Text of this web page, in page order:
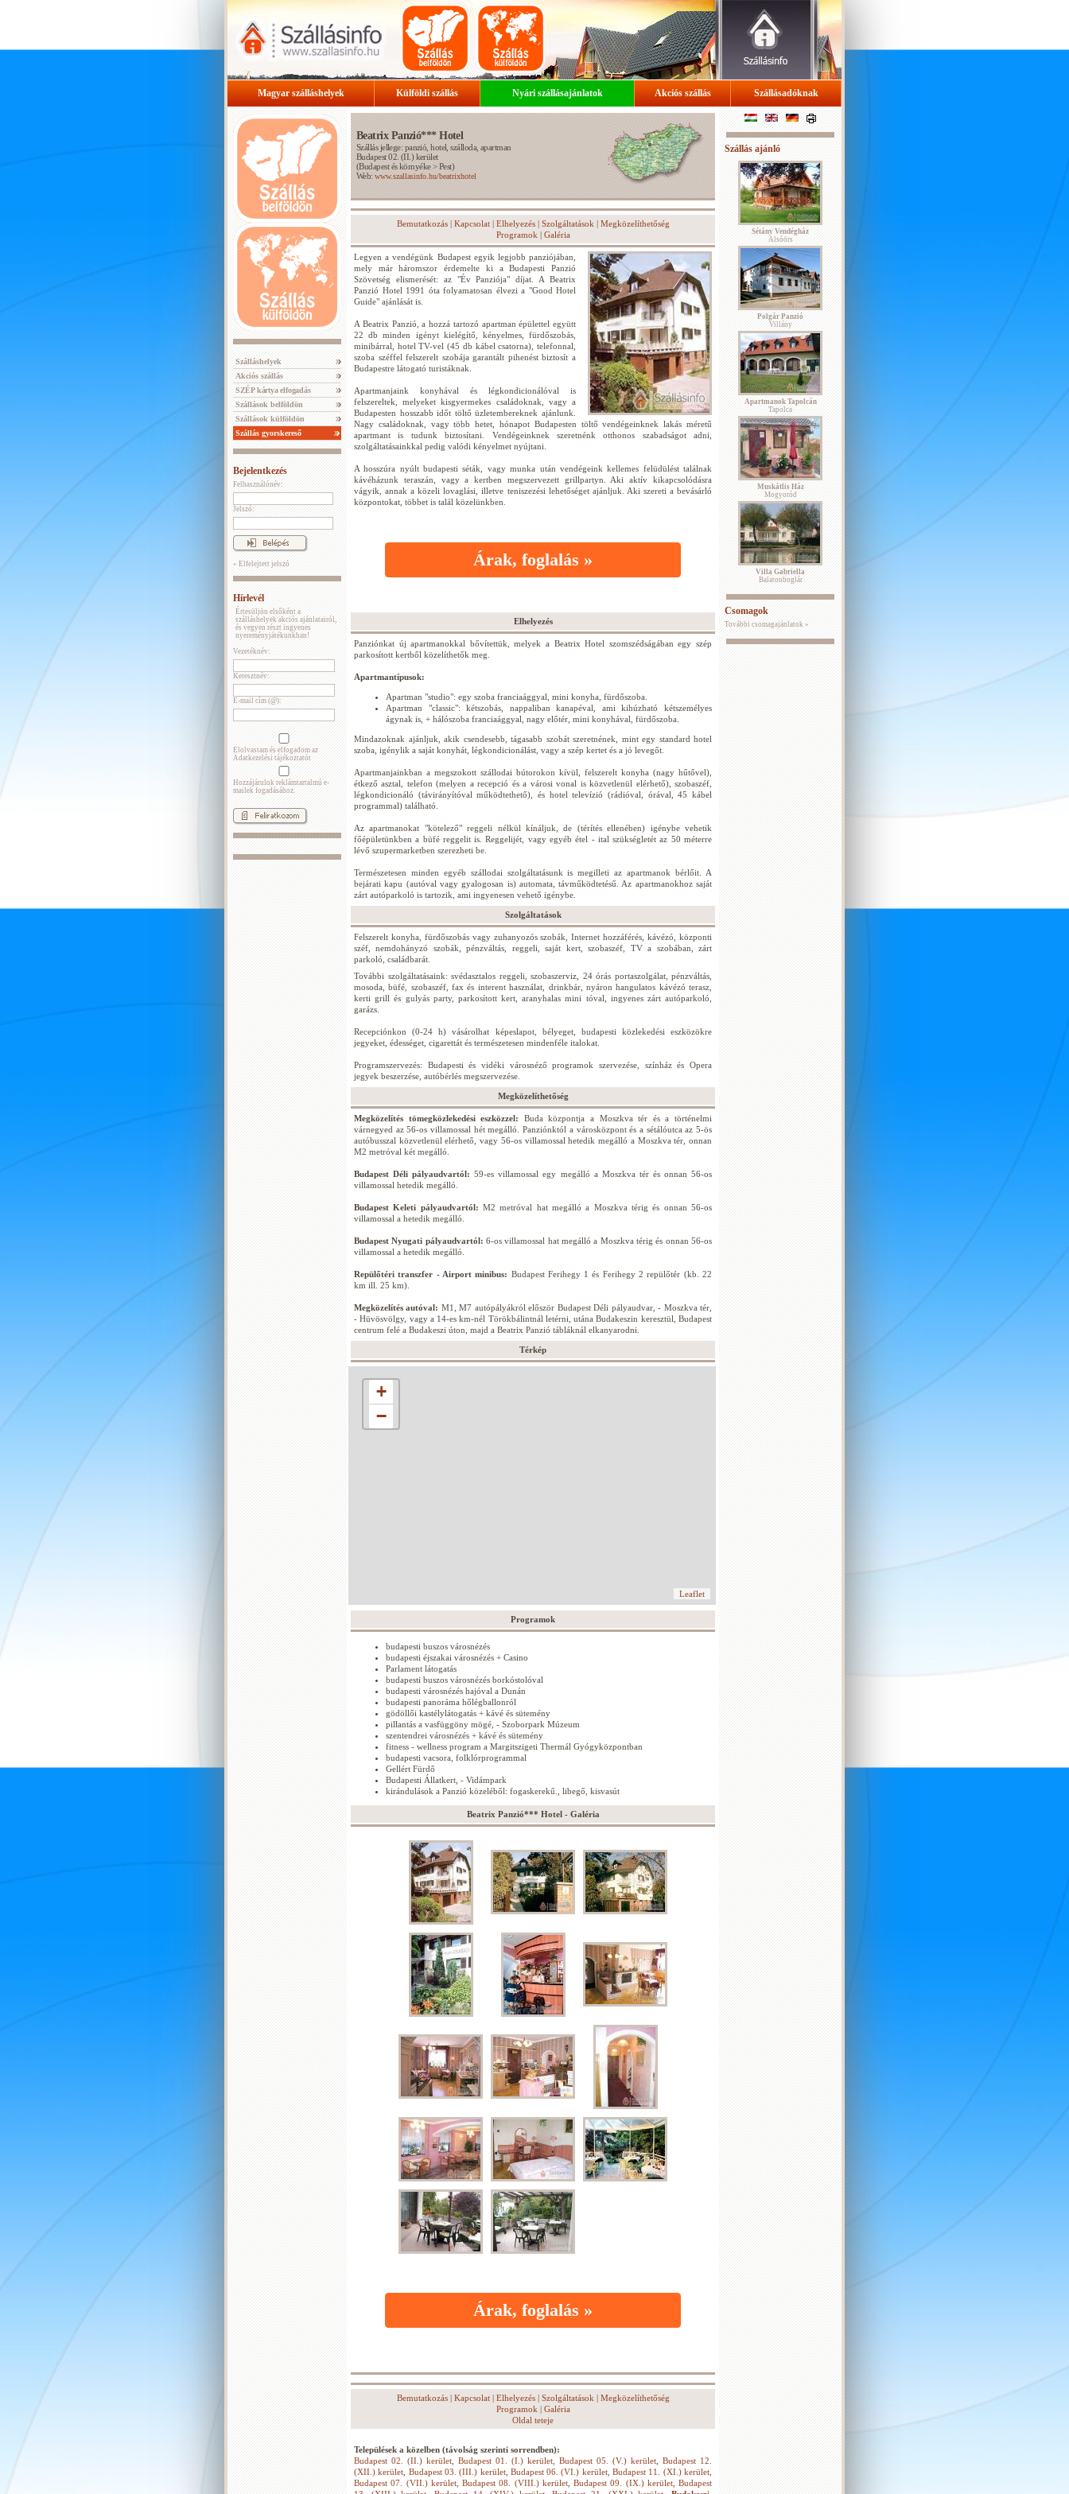
Magyar szálláshelyek Külföldi szállás Nyári szállásajánlatok Akciós szállás Szállásadóknak
Szálláshelyek
Akciós szállás
SZÉP kártya elfogadás
Szállások belföldön
Szállások külföldön
Szállás gyorskereső
Bejelentkezés
Felhasználónév:
Jelszó:
» Elfelejtett jelszó
Hírlevél
Értesüljön elsőként a
szálláshelyek akciós ajánlatairól,
és vegyen részt ingyenes
nyereményjátékunkban!
Vezetéknév:
Keresztnév:
E-mail cím (@):
Elolvastam és elfogadom az
Adatkezelési tájékoztatót
Hozzájárulok reklámtartalmú e-
mailek fogadásához.
Beatrix Panzió*** Hotel
Szállás jellege: panzió, hotel, szálloda, apartman
Budapest 02. (II.) kerület
(Budapest és környéke>Pest)
Web:www.szallasinfo.hu/beatrixhotel
Bemutatkozás| Kapcsolat| Elhelyezés| Szolgáltatások | Megközelíthetőség
Programok | Galéria
Legyen a vendégünk Budapest egyik legjobb panziójában,
mely már háromszor érdemelte ki a Budapesti Panzió
Szövetség elismerését: az "Év Panziója" díjat. A Beatrix
Panzió Hotel 1991 óta folyamatosan élvezi a "Good Hotel
Guide" ajánlását is.
A Beatrix Panzió, a hozzá tartozó apartman épülettel együtt
22 db minden igényt kielégítő, kényelmes, fürdőszobás,
minibárral, hotel TV-vel (45 db kábel csatorna), telefonnal,
szoba széffel felszerelt szobája garantált pihenést biztosít a
Budapestre látogató turistáknak.
Apartmanjaink konyhával és légkondicionálóval is
felszereltek, melyeket kisgyermekes családoknak, vagy a
Budapesten hosszabb időt töltő üzletembereknek ajánlunk.
Nagy családoknak, vagy több hetet, hónapot Budapesten töltő vendégeinknek lakás méretű
apartmant is tudunk biztosítani. Vendégeinknek szeretnénk otthonos szabadságot adni,
szolgáltatásainkkal pedig valódi kényelmet nyújtani.
A hosszúra nyúlt budapesti séták, vagy munka után vendégeink kellemes felüdülést találnak
kávéházunk teraszán, vagy a kertben megszervezett grillpartyn. Aki aktív kikapcsolódásra
vágyik, annak a közeli lovaglási, illetve teniszezési lehetőséget ajánljuk. Aki szereti a bevásárló
központokat, többet is talál közelünkben.
Árak, foglalás »
Elhelyezés
Panziónkat új apartmanokkal bővítettük, melyek a Beatrix Hotel szomszédságában egy szép
parkosított kertből közelíthetők meg.
Apartmantípusok:
Apartman "studio": egy szoba franciaággyal, mini konyha, fürdőszoba.
Apartman "classic": kétszobás, nappaliban kanapéval, ami kihúzható kétszemélyes
ágynak is, + hálószoba franciaággyal, nagy előtér, mini konyhával, fürdőszoba.
Mindazoknak ajánljuk, akik csendesebb, tágasabb szobát szeretnének, mint egy standard hotel
szoba, igénylik a saját konyhát, légkondicionálást, vagy a szép kertet és a jó levegőt.
Apartmanjainkban a megszokott szállodai bútorokon kívül, felszerelt konyha (nagy hűtővel),
étkező asztal, telefon (melyen a recepció és a városi vonal is közvetlenül elérhető), szobaszéf,
légkondicionáló (távirányítóval működtethető), és hotel televízió (rádióval, órával, 45 kábel
programmal) található.
Az apartmanokat "kötelező" reggeli nélkül kínáljuk, de (térítés ellenében) igénybe vehetik
főépületünkben a büfé reggelit is. Reggelijét, vagy egyéb étel - ital szükségletét az 50 méterre
lévő szupermarketben szerezheti be.
Természetesen minden egyéb szállodai szolgáltatásunk is megilleti az apartmanok bérlőit. A
bejárati kapu (autóval vagy gyalogosan is) automata, távműködtetésű. Az apartmanokhoz saját
zárt autóparkoló is tartozik, ami ingyenesen vehető igénybe.
Szolgáltatások
Felszerelt konyha, fürdőszobás vagy zuhanyozós szobák, Internet hozzáférés, kávézó, központi
széf, nemdohányzó szobák, pénzváltás, reggeli, saját kert, szobaszéf, TV a szobában, zárt
parkoló, családbarát.
További szolgáltatásaink: svédasztalos reggeli, szobaszerviz, 24 órás portaszolgálat, pénzváltás,
mosoda, büfé, szobaszéf, fax és interent használat, drinkbár, nyáron hangulatos kávézó terasz,
kerti grill és gulyás party, parkosított kert, aranyhalas mini tóval, ingyenes zárt autóparkoló,
garázs.
Recepciónkon (0-24 h) vásárolhat képeslapot, bélyeget, budapesti közlekedési eszközökre
jegyeket, édességet, cigarettát és természetesen mindenféle italokat.
Programszervezés: Budapesti és vidéki városnéző programok szervezése, színház és Opera
jegyek beszerzése, autóbérlés megszervezése.
Megközelíthetőség
Megközelítés tömegközlekedési eszközzel:
Buda központja a Moszkva tér és a történelmi
várnegyed az 56-os villamossal hét megálló. Panziónktól a városközpont és a sétálóutca az 5-ös
autóbusszal közvetlenül elérhető, vagy 56-os villamossal hetedik megálló a Moszkva tér, onnan
M2 metróval két megálló.
Budapest Déli pályaudvartól: 59-es villamossal egy megálló a Moszkva tér és onnan 56-os
villamossal hetedik megálló.
Budapest Keleti pályaudvartól: M2 metróval hat megálló a Moszkva térig és onnan 56-os
villamossal a hetedik megálló.
Budapest Nyugati pályaudvartól: 6-os villamossal hat megálló a Moszkva térig és onnan 56-os
villamossal a hetedik megálló.
Repülőtéri transzfer - Airport minibus: Budapest Ferihegy 1 és Ferihegy 2 repülőtér (kb. 22
km ill. 25 km).
Megközelítés autóval: M1, M7 autópályákról először Budapest Déli pályaudvar, - Moszkva tér,
- Hüvösvölgy, vagy a 14-es km-nél Törökbálintnál letérni, utána Budakeszin keresztül, Budapest
centrum felé a Budakeszi úton, majd a Beatrix Panzió tábláknál elkanyarodni.
Térkép
+
−
Leaflet
Programok
budapesti buszos városnézés
budapesti éjszakai városnézés + Casino
Parlament látogatás
budapesti buszos városnézés borkóstolóval
budapesti városnézés hajóval a Dunán
budapesti panoráma hőlégballonról
gödöllői kastélylátogatás + kávé és sütemény
pillantás a vasfüggöny mögé, - Szoborpark Múzeum
szentendrei városnézés + kávé és sütemény
fitness - wellness program a Margitszigeti Thermál Gyógyközpontban
budapesti vacsora, folklórprogrammal
Gellért Fürdő
Budapesti Állatkert, - Vidámpark
kirándulások a Panzió közeléből: fogaskerekű., libegő, kisvasút
Beatrix Panzió*** Hotel - Galéria
Árak, foglalás »
Bemutatkozás| Kapcsolat| Elhelyezés| Szolgáltatások | Megközelíthetőség
Programok | Galéria
Oldal teteje
Települések a közelben (távolság szerinti sorrendben):
Budapest 02. (II.) kerület
Budapest 01. (I.) kerület Budapest 05. (V.) kerület
Budapest 12.
(XII.) kerület Budapest 03. (III.) kerület, Budapest 06. (VI.) kerület,Budapest 11. (XI.) kerület
Budapest 07. (VII.) kerület, Budapest 08. (VIII.) kerület, Budapest 09. (IX.) kerület, Budapest
Szállás ajánló
Sétány Vendégház
Alsóörs
Polgár Panzió
Villány
Apartmanok Tapolcán
Tapolca
Muskátlis Ház
Mogyoród
Villa Gabriella
Balatonboglár
Csomagok
További csomagajánlatok »